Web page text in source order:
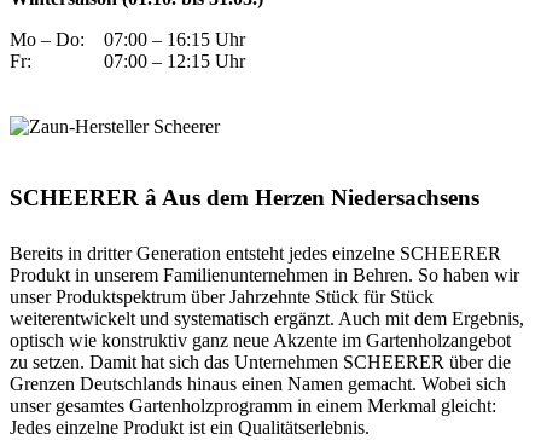
Mo – Do:
07:00 – 16:15 Uhr
Fr:
07:00 – 12:15 Uhr
SCHEERER â Aus dem Herzen Niedersachsens
Bereits in dritter Generation entsteht jedes einzelne SCHEERER
Produkt in unserem Familienunternehmen in Behren. So haben wir
unser Produktspektrum über Jahrzehnte Stück für Stück
weiterentwickelt und systematisch ergänzt. Auch mit dem Ergebnis,
optisch wie konstruktiv ganz neue Akzente im Gartenholzangebot
zu setzen. Damit hat sich das Unternehmen SCHEERER über die
Grenzen Deutschlands hinaus einen Namen gemacht. Wobei sich
unser gesamtes Gartenholzprogramm in einem Merkmal gleicht:
Jedes einzelne Produkt ist ein Qualitätserlebnis.